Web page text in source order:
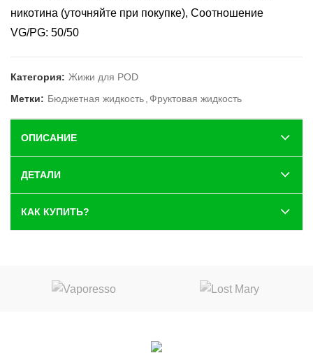
никотина (уточняйте при покупке), Соотношение
VG/PG: 50/50
Категория: Жижи для POD
Метки: Бюджетная жидкость Фруктовая жидкость
ОПИСАНИЕ
ДЕТАЛИ
КАК КУПИТЬ?